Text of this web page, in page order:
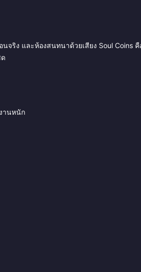
จริง และห้องสนทนาด้วยเสียง Soul Coins
านหนัก